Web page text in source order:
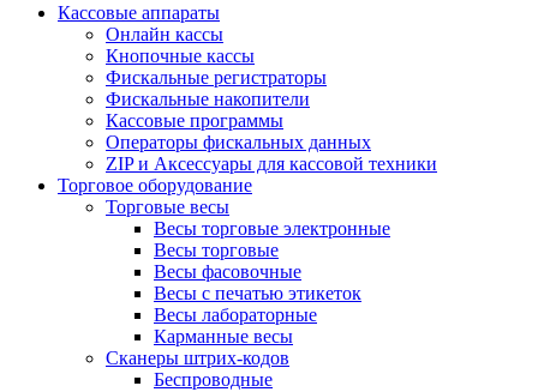
Кассовые аппараты
Онлайн кассы
Кнопочные кассы
Фискальные регистраторы
Фискальные накопители
Кассовые программы
Операторы фискальных данных
ZIP и Аксессуары для кассовой техники
Торговое оборудование
Торговые весы
Весы торговые электронные
Весы торговые
Весы фасовочные
Весы с печатью этикеток
Весы лабораторные
Карманные весы
Сканеры штрих-кодов
Беспроводные